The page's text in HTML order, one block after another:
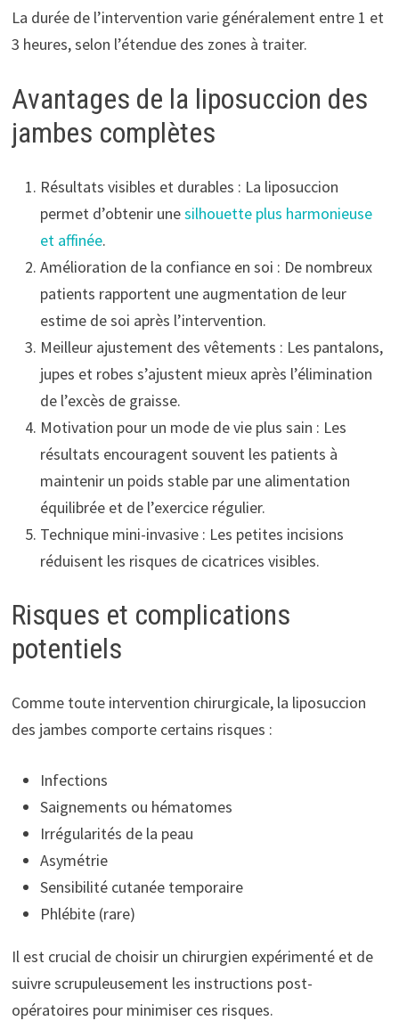
La durée de l’intervention varie généralement entre 1 et
3 heures, selon l’étendue des zones à traiter.
Avantages de la liposuccion des
jambes complètes
Résultats visibles et durables : La liposuccion
permet d’obtenir unesilhouette plus harmonieuse
et affinée.
Amélioration de la confiance en soi : De nombreux
patients rapportent une augmentation de leur
estime de soi après l’intervention.
Meilleur ajustement des vêtements : Les pantalons,
jupes et robes s’ajustent mieux après l’élimination
de l’excès de graisse.
Motivation pour un mode de vie plus sain : Les
résultats encouragent souvent les patients à
maintenir un poids stable par une alimentation
équilibrée et de l’exercice régulier.
Technique mini-invasive : Les petites incisions
réduisent les risques de cicatrices visibles.
Risques et complications
potentiels
Comme toute intervention chirurgicale, la liposuccion
des jambes comporte certains risques :
Infections
Saignements ou hématomes
Irrégularités de la peau
Asymétrie
Sensibilité cutanée temporaire
Phlébite (rare)
Il est crucial de choisir un chirurgien expérimenté et de
suivre scrupuleusement les instructions post-
opératoires pour minimiser ces risques.